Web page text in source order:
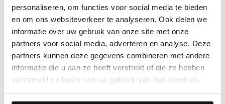
personaliseren, om functies voor social media te bieden
en om ons websiteverkeer te analyseren. Ook delen we
informatie over uw gebruik van onze site met onze
partners voor social media, adverteren en analyse. Deze
partners kunnen deze gegevens combineren met andere
informatie die u aan ze heeft verstrekt of die ze hebben
verzameld op basis van uw gebruik van hun services.